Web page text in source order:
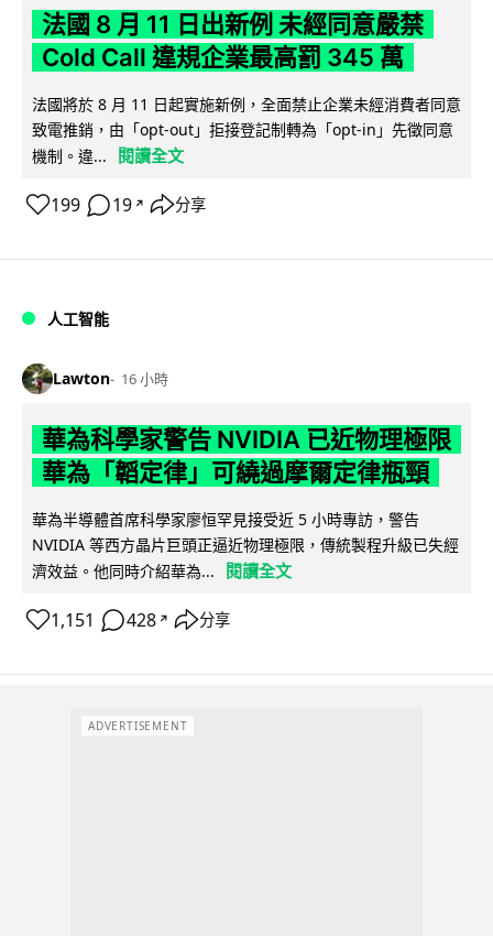
法國 8 月 11 日出新例 未經同意嚴禁
Cold Call 違規企業最高罰 345 萬
法國將於 8 月 11 日起實施新例，全面禁止企業未經消費者同意
致電推銷，由「opt-out」拒接登記制轉為「opt-in」先徵同意
機制。違...
閱讀全文
199 19 ↗ 分享
人工智能
Lawton 16 小時
華為科學家警告 NVIDIA 已近物理極限
華為「韜定律」可繞過摩爾定律瓶頸
華為半導體首席科學家廖恒罕見接受近 5 小時專訪，警告
NVIDIA 等西方晶片巨頭正逼近物理極限，傳統製程升級已失經
濟效益。他同時介紹華為...
閱讀全文
1,151 428 ↗ 分享
ADVERTISEMENT